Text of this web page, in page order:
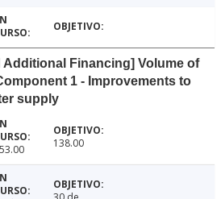
Additional Financing] Volume of
1 - Improvements to
supply
138.00